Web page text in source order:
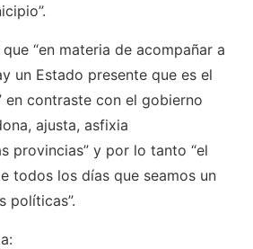
“en materia de acompañar a
un Estado presente que es el
en contraste con el gobierno
ajusta, asfixia
provincias” y por lo tanto “el
todos los días que seamos un
políticas”.